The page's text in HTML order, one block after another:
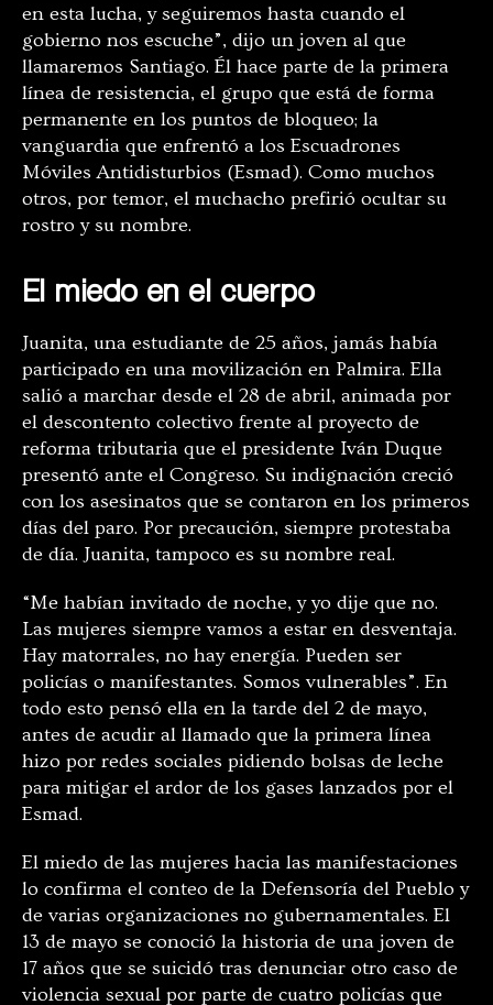
en esta lucha, y seguiremos hasta cuando el
gobierno nos escuche”, dijo un joven al que
llamaremos Santiago. Él hace parte de la primera
línea de resistencia, el grupo que está de forma
permanente en los puntos de bloqueo; la
vanguardia que enfrentó a los Escuadrones
Móviles Antidisturbios (Esmad). Como muchos
otros, por temor, el muchacho prefirió ocultar su
rostro y su nombre.
El miedo en el cuerpo
Juanita, una estudiante de 25 años, jamás había
participado en una movilización en Palmira. Ella
salió a marchar desde el 28 de abril, animada por
el descontento colectivo frente al proyecto de
reforma tributaria que el presidente Iván Duque
presentó ante el Congreso. Su indignación creció
con los asesinatos que se contaron en los primeros
días del paro. Por precaución, siempre protestaba
de día. Juanita, tampoco es su nombre real.
“Me habían invitado de noche, y yo dije que no.
Las mujeres siempre vamos a estar en desventaja.
Hay matorrales, no hay energía. Pueden ser
policías o manifestantes. Somos vulnerables”. En
todo esto pensó ella en la tarde del 2 de mayo,
antes de acudir al llamado que la primera línea
hizo por redes sociales pidiendo bolsas de leche
para mitigar el ardor de los gases lanzados por el
Esmad.
El miedo de las mujeres hacia las manifestaciones
lo confirma el conteo de la Defensoría del Pueblo y
de varias organizaciones no gubernamentales. El
13 de mayo se conoció la historia de una joven de
17 años que se suicidó tras denunciar otro caso de
violencia sexual por parte de cuatro policías que